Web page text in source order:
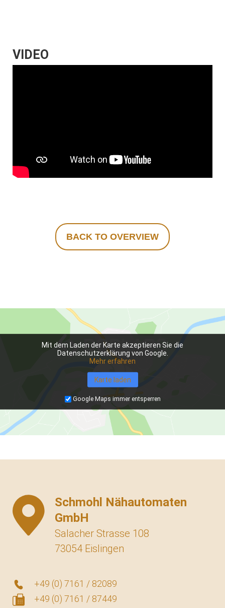
VIDEO
BACK TO OVERVIEW
Mit dem Laden der Karte akzeptieren Sie die
Datenschutzerklärung von Google.
Mehr erfahren
Karte laden
Google Maps immer entsperren
Schmohl Nähautomaten
GmbH
Salacher Strasse 108
73054 Eislingen
+49 (0) 7161 / 82089
+49 (0) 7161 / 87449